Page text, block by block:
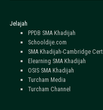
Jelajah
PPDB SMA Khadijah
Schooldije.com
SMA Khadijah-Cambridge Cert
Elearning SMA Khadijah
OSIS SMA Khadijah
Turcham Media
Turcham Channel